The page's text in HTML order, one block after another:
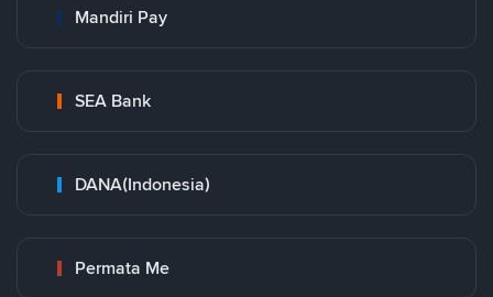
Mandiri Pay
SEA Bank
DANA(Indonesia)
Permata Me